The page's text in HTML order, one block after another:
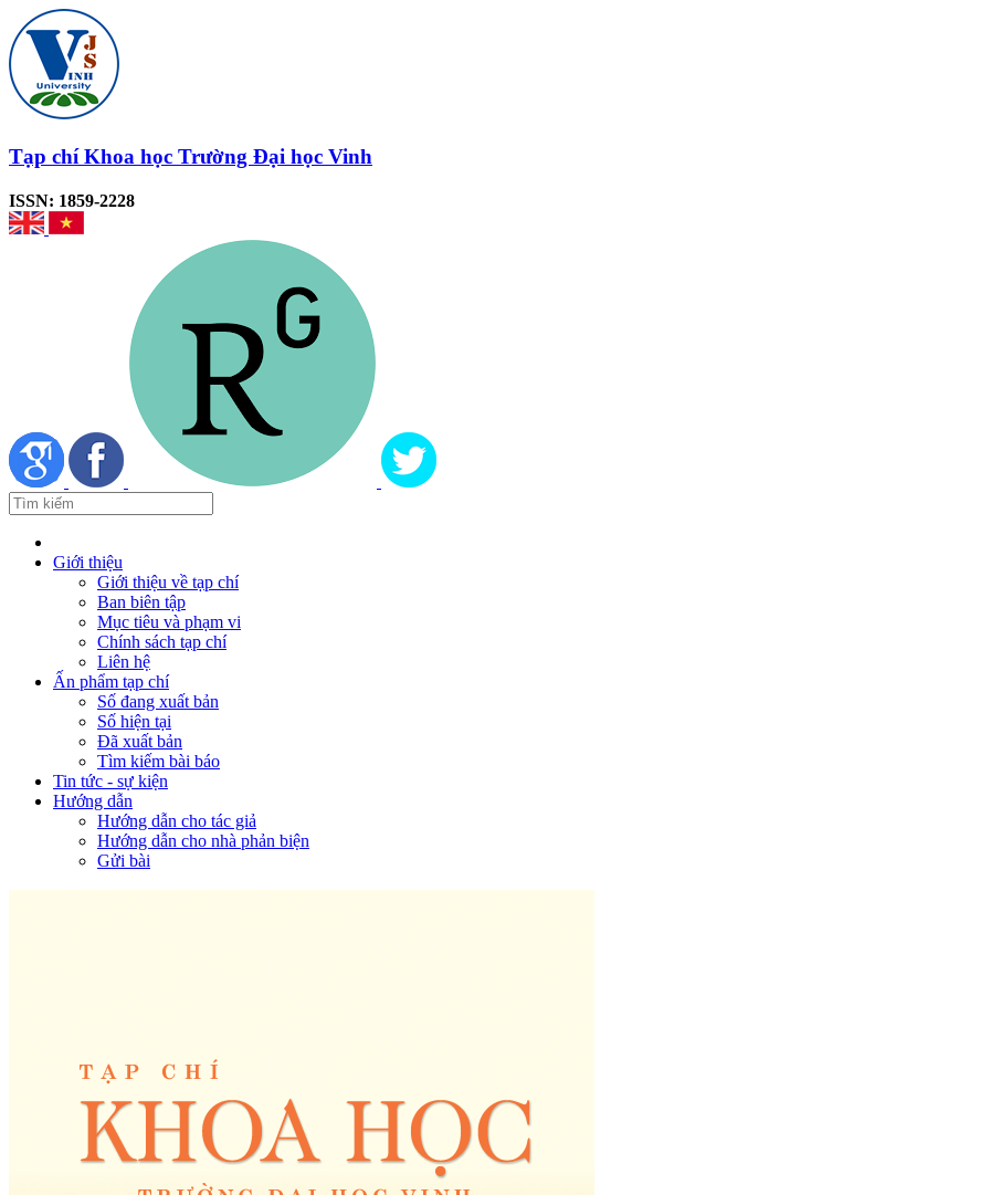
Tạp chí Khoa học Trường Đại học Vinh
ISSN: 1859-2228
Giới thiệu
Giới thiệu về tạp chí
Ban biên tập
Mục tiêu và phạm vi
Chính sách tạp chí
Liên hệ
Ấn phẩm tạp chí
Số đang xuất bản
Số hiện tại
Đã xuất bản
Tìm kiếm bài báo
Tin tức - sự kiện
Hướng dẫn
Hướng dẫn cho tác giả
Hướng dẫn cho nhà phản biện
Gửi bài